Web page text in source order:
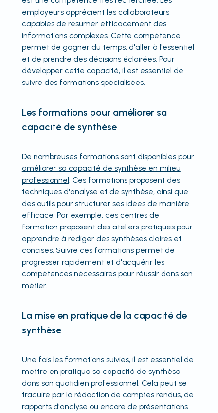
employeurs apprécient les collaborateurs
capables de résumer efficacement des
informations complexes. Cette compétence
permet de gagner du temps, d'aller à l'essentiel
et de prendre des décisions éclairées. Pour
développer cette capacité, il est essentiel de
suivre des formations spécialisées.
Les formations pour améliorer sa
capacité de synthèse
De nombreuses formations sont disponibles pour
améliorer sa capacité de synthèse en milieu
professionnel. Ces formations proposent des
techniques d'analyse et de synthèse, ainsi que
des outils pour structurer ses idées de manière
efficace. Par exemple, des centres de
formation proposent des ateliers pratiques pour
apprendre à rédiger des synthèses claires et
concises. Suivre ces formations permet de
progresser rapidement et d'acquérir les
compétences nécessaires pour réussir dans son
métier.
La mise en pratique de la capacité de
synthèse
Une fois les formations suivies, il est essentiel de
mettre en pratique sa capacité de synthèse
dans son quotidien professionnel. Cela peut se
traduire par la rédaction de comptes rendus, de
rapports d'analyse ou encore de présentations